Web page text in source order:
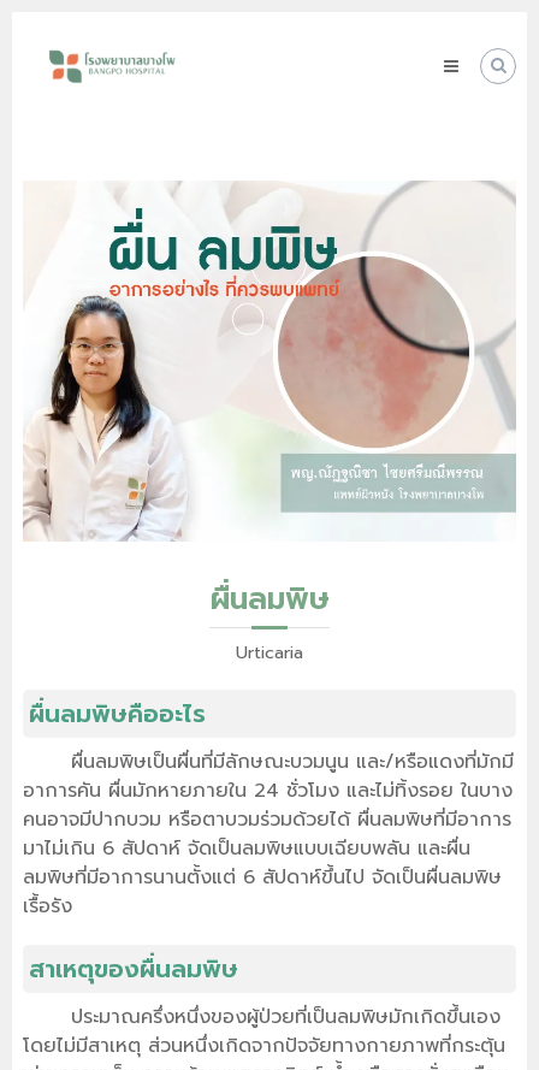
contentพยาบาล
ผื่นลมพิษ
Urticaria
ผื่นลมพิษคืออะไร
ผื่นลมพิษเป็นผื่นที่มีลักษณะบวมนูน และ/หรือแดงที่มักมี
อาการคัน ผื่นมักหายภายใน 24 ชั่วโมง และไม่ทิ้งรอย ในบาง
คนอาจมีปากบวม หรือตาบวมร่วมด้วยได้ ผื่นลมพิษที่มีอาการ
มาไม่เกิน 6 สัปดาห์ จัดเป็นลมพิษแบบเฉียบพลัน และผื่น
ลมพิษที่มีอาการนานตั้งแต่ 6 สัปดาห์ขึ้นไป จัดเป็นผื่นลมพิษ
เรื้อรัง
สาเหตุของผื่นลมพิษ
ประมาณครึ่งหนึ่งของผู้ป่วยที่เป็นลมพิษมักเกิดขึ้นเอง
โดยไม่มีสาเหตุ ส่วนหนึ่งเกิดจากปัจจัยทางกายภาพที่กระตุ้น